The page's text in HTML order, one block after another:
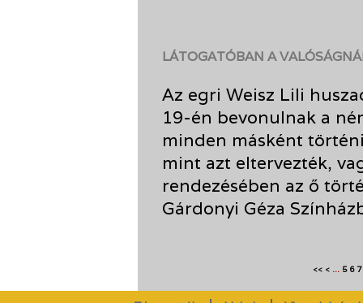
LÁTOGATÓBAN A
Az egri Weisz Lili
19-én bevonulnak a
minden másként
mint azt eltervezték,
rendezésében az ő
Gárdonyi Géza
<< <... 5 6 7